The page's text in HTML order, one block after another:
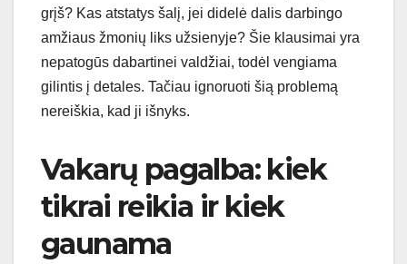
grįš? Kas atstatys šalį, jei didelė dalis darbingo
amžiaus žmonių liks užsienyje? Šie klausimai yra
nepatogūs dabartinei valdžiai, todėl vengiama
gilintis į detales. Tačiau ignoruoti šią problemą
nereiškia, kad ji išnyks.
Vakarų pagalba: kiek
tikrai reikia ir kiek
gaunama